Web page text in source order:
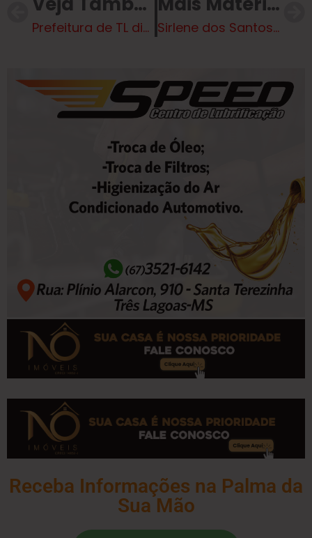
Prefeitura de TL divulga calendário de feriados e pontos facultativos para 2025 Sirlene dos Santos indica recapeamento no Arapuá
Receba Informações na Palma da
Sua Mão